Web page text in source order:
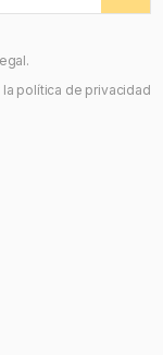
la política de privacidad